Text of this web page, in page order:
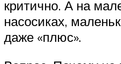
критично. А на
насосиках,
даже «плюс».